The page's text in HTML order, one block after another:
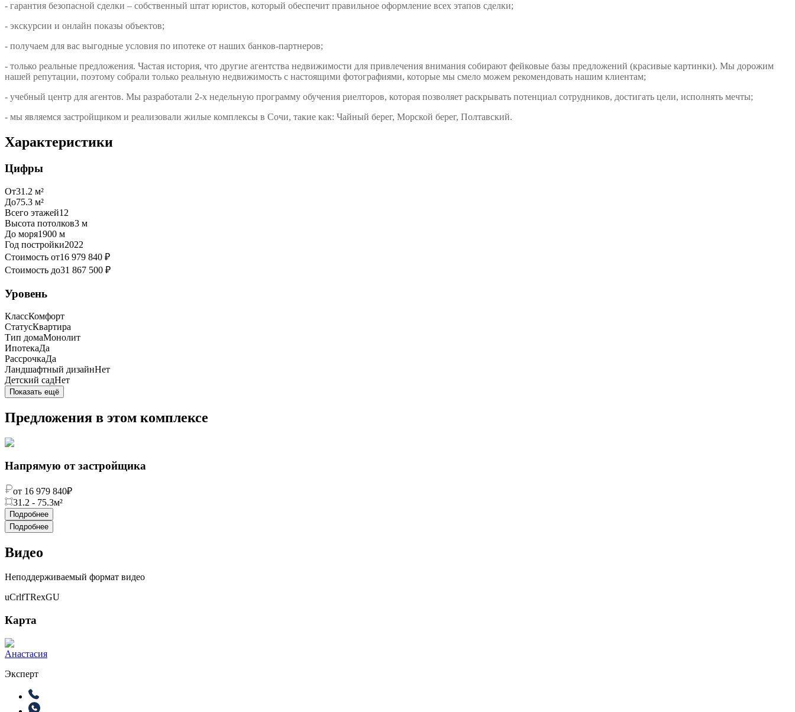
- гарантия безопасной сделки – собственный штат юристов, который обеспечит правильное оформление всех этапов сделки;
- экскурсии и онлайн показы объектов;
- получаем для вас выгодные условия по ипотеке от наших банков-партнеров;
- только реальные предложения. Частая история, что другие агентства недвижимости для привлечения внимания собирают фейковые базы предложений (красивые картинки). Мы дорожим
нашей репутации, поэтому собрали только реальную недвижимость с настоящими фотографиями, которые мы смело можем рекомендовать нашим клиентам;
- учебный центр для агентов. Мы разработали 2-х недельную программу обучения риелторов, которая позволяет раскрывать потенциал сотрудников, достигать цели, исполнять мечты;
- мы являемся застройщиком и реализовали жилые комплексы в Сочи, такие как: Чайный берег, Морской берег, Полтавский.
Характеристики
Цифры
От31.2 м²
До75.3 м²
Всего этажей12
Высота потолков3 м
До моря1900 м
Год постройки2022
Стоимость от16 979 840 ₽
Стоимость до31 867 500 ₽
Уровень
КлассКомфорт
СтатусКвартира
Тип домаМонолит
ИпотекаДа
РассрочкаДа
Ландшафтный дизайнНет
Детский садНет
Показать ещё
Предложения в этом комплексе
Напрямую от застройщика
от 16 979 840₽
31.2 - 75.3м²
Подробнее
Подробнее
Видео
Неподдерживаемый формат видео
uCrlfTRexGU
Карта
Анастасия
Эксперт